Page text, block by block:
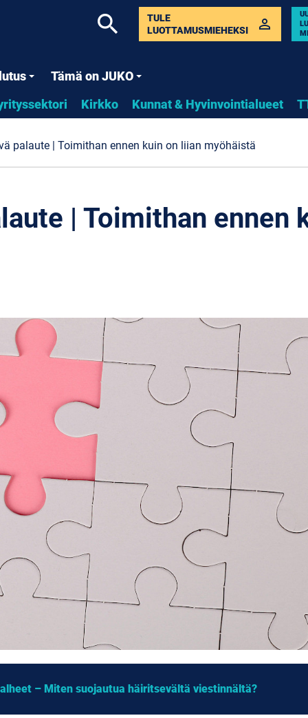
Tämä on JUKO
Kirkko Kunnat & Hyvinvointialueet
TULE
LUOTTAMUSMIEHEKSI
perm_identity
search
palaute | Toimithan ennen kuin on liian myöhäistä
| Toimithan ennen
– Miten suojautua häiritsevältä viestinnältä?